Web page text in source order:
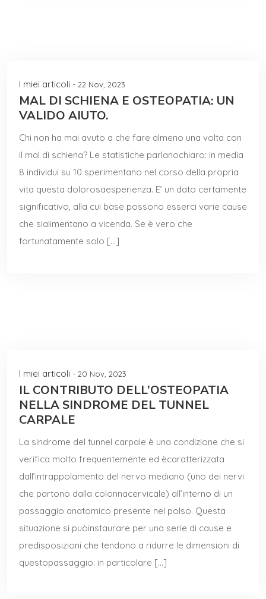
I miei articoli - 22 Nov, 2023
MAL DI SCHIENA E OSTEOPATIA: UN
VALIDO AIUTO.
Chi non ha mai avuto a che fare almeno una volta con
il mal di schiena? Le statistiche parlanochiaro: in media
8 individui su 10 sperimentano nel corso della propria
vita questa dolorosaesperienza. E’ un dato certamente
significativo, alla cui base possono esserci varie cause
che sialimentano a vicenda. Se è vero che
fortunatamente solo […]
I miei articoli - 20 Nov, 2023
IL CONTRIBUTO DELL’OSTEOPATIA
NELLA SINDROME DEL TUNNEL
CARPALE
La sindrome del tunnel carpale è una condizione che si
verifica molto frequentemente ed ècaratterizzata
dall’intrappolamento del nervo mediano (uno dei nervi
che partono dalla colonnacervicale) all’interno di un
passaggio anatomico presente nel polso. Questa
situazione si puòinstaurare per una serie di cause e
predisposizioni che tendono a ridurre le dimensioni di
questopassaggio: in particolare […]